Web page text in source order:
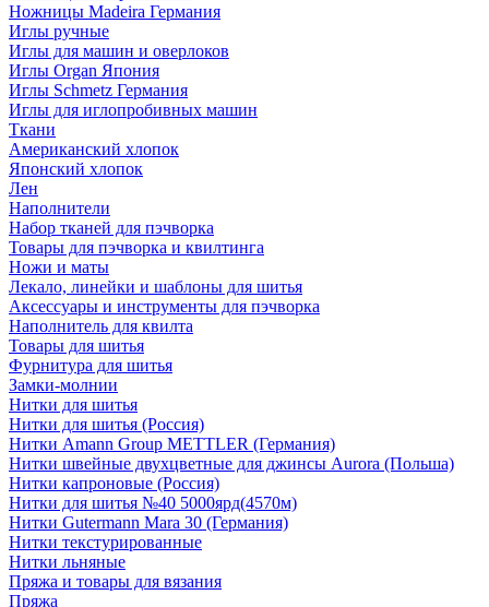
Ножницы Madeira Германия
Иглы ручные
Иглы для машин и оверлоков
Иглы Organ Япония
Иглы Schmetz Германия
Иглы для иглопробивных машин
Ткани
Американский хлопок
Японский хлопок
Лен
Наполнители
Набор тканей для пэчворка
Товары для пэчворка и квилтинга
Ножи и маты
Лекало, линейки и шаблоны для шитья
Аксессуары и инструменты для пэчворка
Наполнитель для квилта
Товары для шитья
Фурнитура для шитья
Замки-молнии
Нитки для шитья
Нитки для шитья (Россия)
Нитки Amann Group METTLER (Германия)
Нитки швейные двухцветные для джинсы Aurora (Польша)
Нитки капроновые (Россия)
Нитки для шитья №40 5000ярд(4570м)
Нитки Gutermann Mara 30 (Германия)
Нитки текстурированные
Нитки льняные
Пряжа и товары для вязания
Пряжа